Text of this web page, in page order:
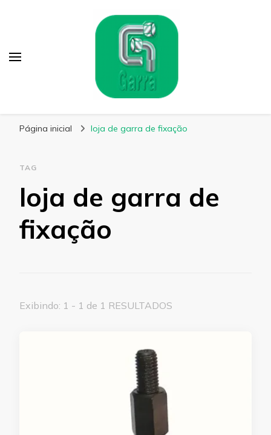
Página inicial loja de garra de fixação
TAG
loja de garra de
fixação
Exibindo: 1 - 1 de 1 RESULTADOS